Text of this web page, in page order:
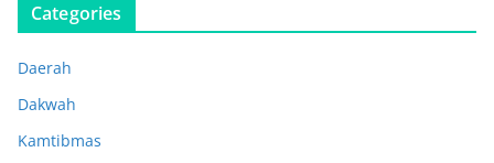
Categories
Daerah
Dakwah
Kamtibmas